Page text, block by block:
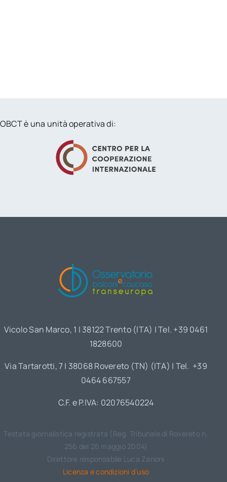
OBCT è una unità operativa di:
Vicolo San Marco, 1 | 38122 Trento (ITA) | Tel. +39 0461
1828600
Via Tartarotti, 7 | 38068 Rovereto (TN) (ITA) | Tel. +39
0464 667557
C.F. e P.IVA: 02076540224
Testata giornalistica registrata (Reg. Tribunale di Rovereto n.
256 del 26 maggio 2004)
Direttore responsabile Luca Zanoni
Licenza e condizioni d’uso